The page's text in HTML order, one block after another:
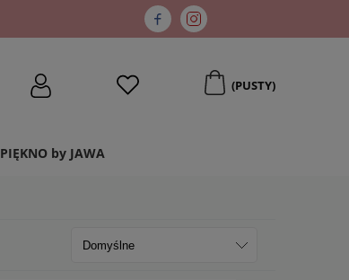
(PUSTY)
PIĘKNO by JAWA